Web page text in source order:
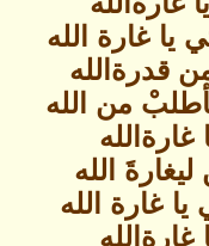
غارة الله
قدرةالله
من الله
الله
غارة الله